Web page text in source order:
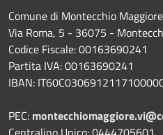
Comune di Montecchio Maggiore
Via Roma, 5 - 36075 -
Codice Fiscale: 00163690241
Partita IVA: 00163690241
IBAN:
PEC: